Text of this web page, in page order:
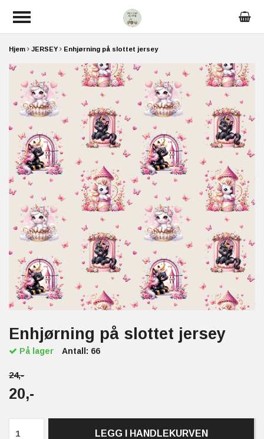
Hjem JERSEY Enhjørning på slottet jersey
Enhjørning på slottet jersey
På lager Antall: 66
24,-
20,-
LEGG I HANDLEKURVEN